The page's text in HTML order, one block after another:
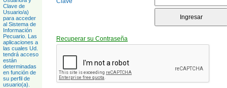
Clave de
Usuario/a)
para acceder
al Sistema de
Información
Pecuario. Las
aplicaciones a
las cuales Ud.
tendrá acceso
están
determinadas
en función de
su perfil de
usuario(a).
Recuperar su Contraseña